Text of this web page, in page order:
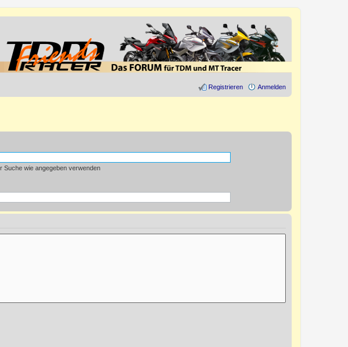
Anmelden
Registrieren
Suche wie angegeben verwenden